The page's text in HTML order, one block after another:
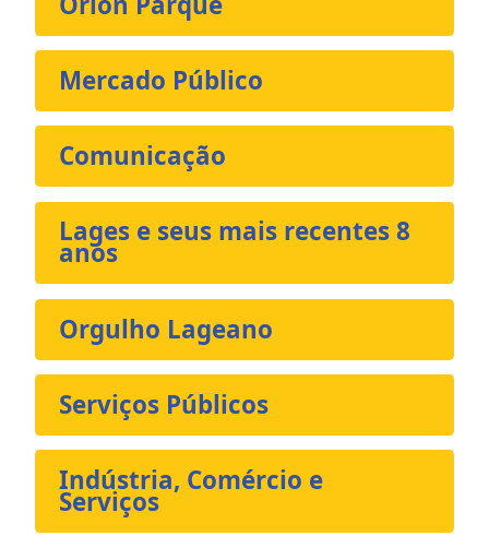
Mercado Público
Comunicação
Lages e seus mais recentes 8
anos
Orgulho Lageano
Serviços Públicos
Indústria, Comércio e
Serviços